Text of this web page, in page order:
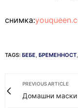
снимка:
TAGS: БЕБЕ, БРЕМЕННОСТ,
PREVIOUS ARTICLE
Домашни маски